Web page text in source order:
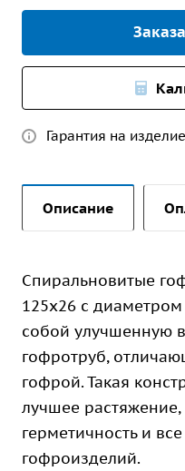
Гарантия на
Описание
Спиральновитые
125х26 с
собой улучшенную
гофротруб,
гофрой. Такая
лучшее
герметичность и
гофроизделий.